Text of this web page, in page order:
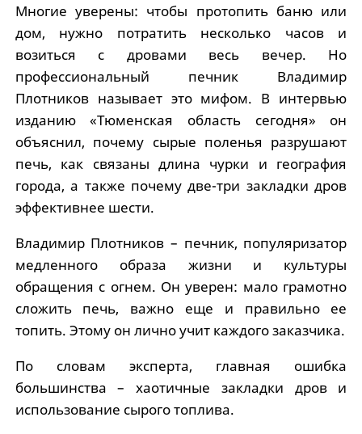
Многие уверены: чтобы протопить баню или
дом, нужно потратить несколько часов и
возиться с дровами весь вечер. Но
профессиональный печник Владимир
Плотников называет это мифом. В интервью
изданию «Тюменская область сегодня» он
объяснил, почему сырые поленья разрушают
печь, как связаны длина чурки и география
города, а также почему две-три закладки дров
эффективнее шести.
Владимир Плотников – печник, популяризатор
медленного образа жизни и культуры
обращения с огнем. Он уверен: мало грамотно
сложить печь, важно еще и правильно ее
топить. Этому он лично учит каждого заказчика.
По словам эксперта, главная ошибка
большинства – хаотичные закладки дров и
использование сырого топлива.